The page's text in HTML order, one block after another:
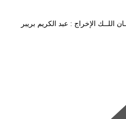
اللــك الإخراج : عبد الكريم بريبر